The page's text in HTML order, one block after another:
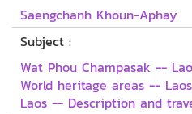
Saengchanh Khoun-Aphay
Subject :
Wat Phou Champasak --
World heritage areas -- Laos
Laos -- Description and